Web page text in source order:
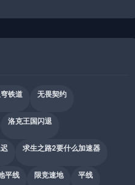
铁道 无畏契约
洛克王国闪退
求生之路2要什么加速器
平线 限竞速地 平线